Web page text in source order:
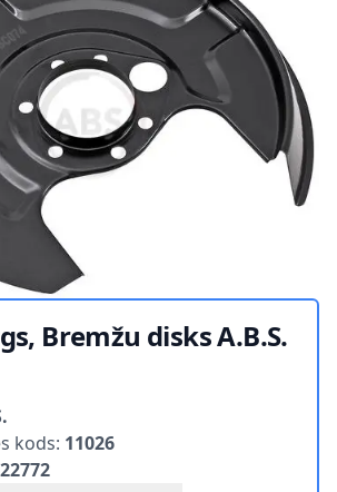
Bremžu disks A.B.S.
kods: 11026